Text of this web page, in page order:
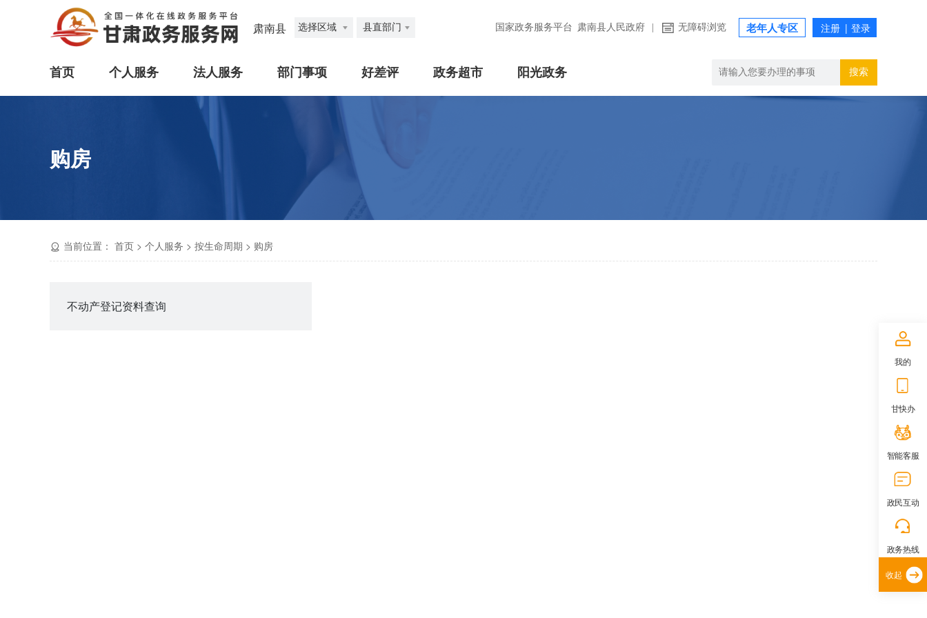
肃南县 选择区域 县直部门 国家政务服务平台 肃南县人民政府 无障碍浏览 老年人专区
首页 个人服务 法人服务 部门事项 好差评 政务超市 阳光政务 搜索
购房
当前位置： 首页 > 个人服务 > 按生命周期 > 购房
不动产登记资料查询
我的
甘快办
智能客服
政民互动
政务热线
收起